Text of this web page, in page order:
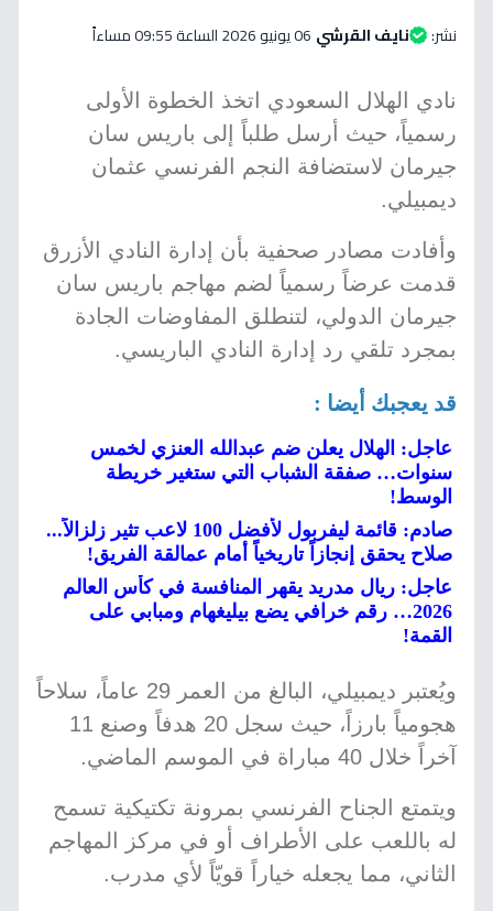
نشر: نايف القرشي 06 يونيو 2026 الساعة 09:55 مساءاً
نادي الهلال السعودي اتخذ الخطوة الأولى
رسمياً، حيث أرسل طلباً إلى باريس سان
جيرمان لاستضافة النجم الفرنسي عثمان
ديمبيلي.
وأفادت مصادر صحفية بأن إدارة النادي الأزرق
قدمت عرضاً رسمياً لضم مهاجم باريس سان
جيرمان الدولي، لتنطلق المفاوضات الجادة
بمجرد تلقي رد إدارة النادي الباريسي.
قد يعجبك أيضا :
عاجل: الهلال يعلن ضم عبدالله العنزي لخمس
سنوات… صفقة الشباب التي ستغير خريطة
الوسط!
صادم: قائمة ليفربول لأفضل 100 لاعب تثير زلزالاً...
صلاح يحقق إنجازاً تاريخياً أمام عمالقة الفريق!
عاجل: ريال مدريد يقهر المنافسة في كأس العالم
2026… رقم خرافي يضع بيليغهام ومبابي على
القمة!
ويُعتبر ديمبيلي، البالغ من العمر 29 عاماً، سلاحاً
هجومياً بارزاً، حيث سجل 20 هدفاً وصنع 11
آخراً خلال 40 مباراة في الموسم الماضي.
ويتمتع الجناح الفرنسي بمرونة تكتيكية تسمح
له باللعب على الأطراف أو في مركز المهاجم
الثاني، مما يجعله خياراً قويّاً لأي مدرب.